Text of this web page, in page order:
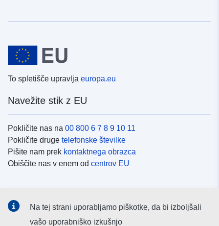
To spletišče upravlja europa.eu
Navežite stik z EU
Pokličite nas na 00 800 6 7 8 9 10 11
Pokličite druge telefonske številke
Pišite nam prek kontaktnega obrazca
Obiščite nas v enem od centrov EU
Iskanje podružbenih medijih EU
Na tej strani uporabljamo piškotke, da bi izboljšali
vašo uporabniško izkušnjo